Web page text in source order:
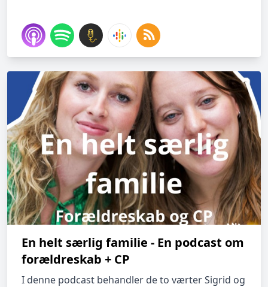
En helt særlig familie - En podcast om
forældreskab + CP
I denne podcast behandler de to værter Sigrid og